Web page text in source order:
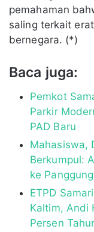
pemahaman
saling terkait
bernegara. (*)
Baca juga:
Pemkot
Parkir
PAD Baru
Mahasiswa,
Berkumpul:
ke
ETPD
Kaltim, Andi
Persen